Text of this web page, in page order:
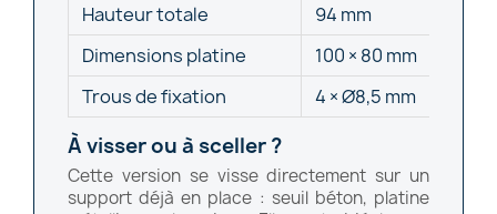
Hauteur totale
94 mm
Dimensions platine
100 × 80 mm
Trous de fixation
4 × Ø8,5 mm
À visser ou à sceller ?
Cette version se visse directement sur un
support déjà en place : seuil béton, platine